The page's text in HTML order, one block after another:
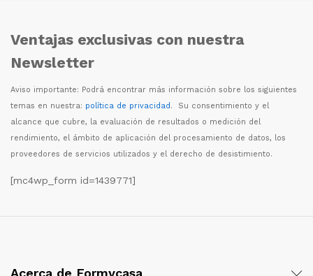
Ventajas exclusivas con nuestra
Newsletter
Aviso importante: Podrá encontrar más información sobre los siguientes
temas en nuestra: política de privacidad. Su consentimiento y el
alcance que cubre, la evaluación de resultados o medición del
rendimiento, el ámbito de aplicación del procesamiento de datos, los
proveedores de servicios utilizados y el derecho de desistimiento.
[mc4wp_form id=1439771]
Acerca de Formycasa